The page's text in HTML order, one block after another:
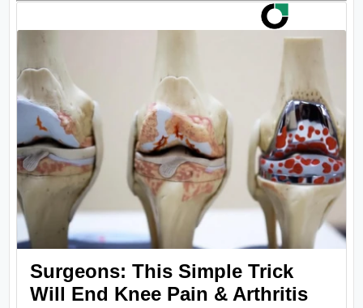
Surgeons: This Simple Trick
Will End Knee Pain & Arthritis